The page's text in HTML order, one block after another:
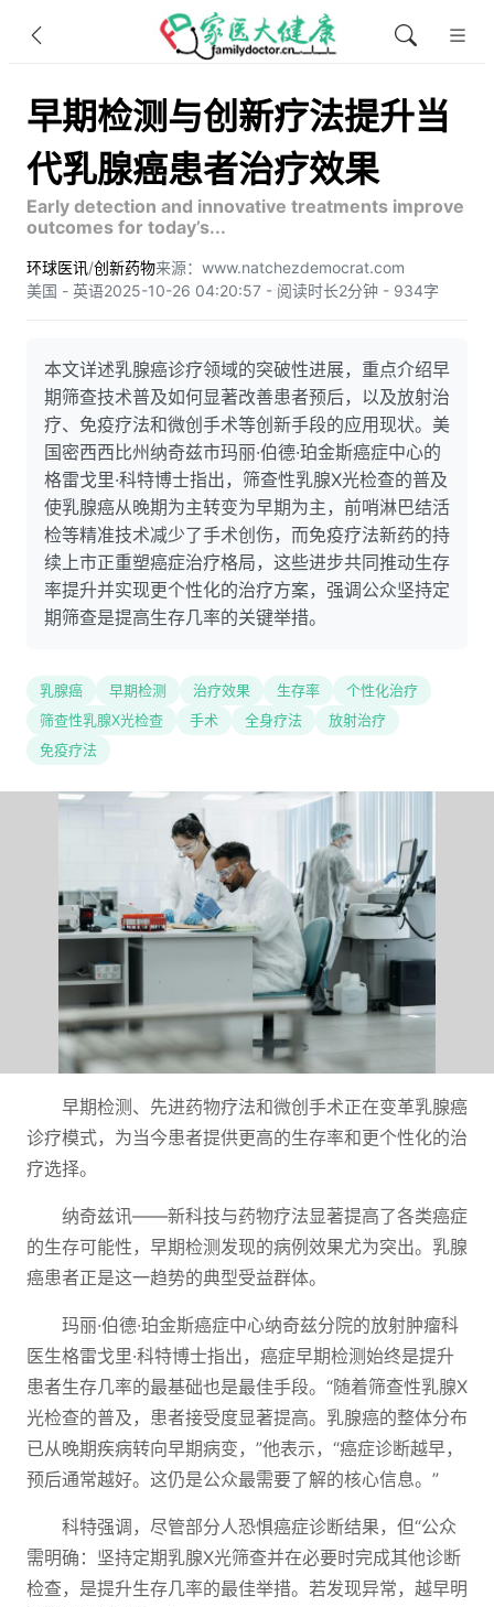
早期检测与创新疗法提升当
代乳腺癌患者治疗效果
Early detection and innovative treatments improve
outcomes for today’s...
环球医讯/创新药物来源：www.natchezdemocrat.com
美国 - 英语2025-10-26 04:20:57 - 阅读时长2分钟 - 934字
本文详述乳腺癌诊疗领域的突破性进展，重点介绍早
期筛查技术普及如何显著改善患者预后，以及放射治
疗、免疫疗法和微创手术等创新手段的应用现状。美
国密西西比州纳奇兹市玛丽·伯德·珀金斯癌症中心的
格雷戈里·科特博士指出，筛查性乳腺X光检查的普及
使乳腺癌从晚期为主转变为早期为主，前哨淋巴结活
检等精准技术减少了手术创伤，而免疫疗法新药的持
续上市正重塑癌症治疗格局，这些进步共同推动生存
率提升并实现更个性化的治疗方案，强调公众坚持定
期筛查是提高生存几率的关键举措。
乳腺癌 早期检测 治疗效果 生存率
个性化治疗
筛查性乳腺X光检查
手术 全身疗法
放射治疗
免疫疗法
早期检测、先进药物疗法和微创手术正在变革乳腺癌
诊疗模式，为当今患者提供更高的生存率和更个性化的治
疗选择。
纳奇兹讯——新科技与药物疗法显著提高了各类癌症
的生存可能性，早期检测发现的病例效果尤为突出。乳腺
癌患者正是这一趋势的典型受益群体。
玛丽·伯德·珀金斯癌症中心纳奇兹分院的放射肿瘤科
医生格雷戈里·科特博士指出，癌症早期检测始终是提升
患者生存几率的最基础也是最佳手段。“随着筛查性乳腺X
光检查的普及，患者接受度显著提高。乳腺癌的整体分布
已从晚期疾病转向早期病变，”他表示，“癌症诊断越早，
预后通常越好。这仍是公众最需要了解的核心信息。”
科特强调，尽管部分人恐惧癌症诊断结果，但“公众
需明确：坚持定期乳腺X光筛查并在必要时完成其他诊断
检查，是提升生存几率的最佳举措。若发现异常，越早明